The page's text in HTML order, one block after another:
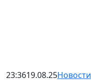
23:3619.08.25Новости